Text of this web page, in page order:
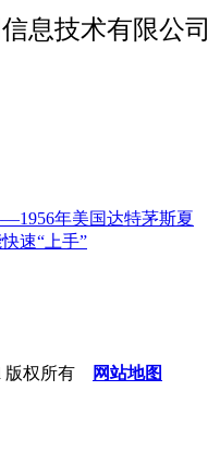
息技术有限公司
年美国达特茅斯夏
速“上手”
版权所有 网站地图